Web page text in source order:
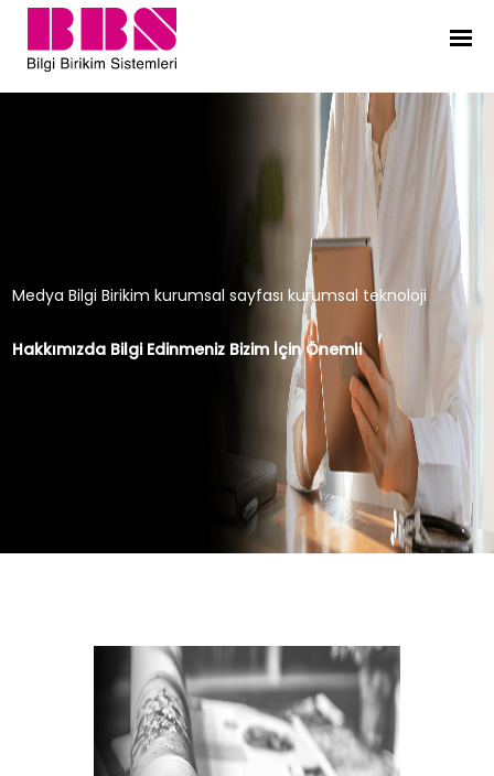
Medya Bilgi Birikim kurumsal
Medya Bilgi Birikim kurumsal sayfası kurumsal teknoloji
Hakkımızda Bilgi Edinmeniz Bizim İçin Önemli